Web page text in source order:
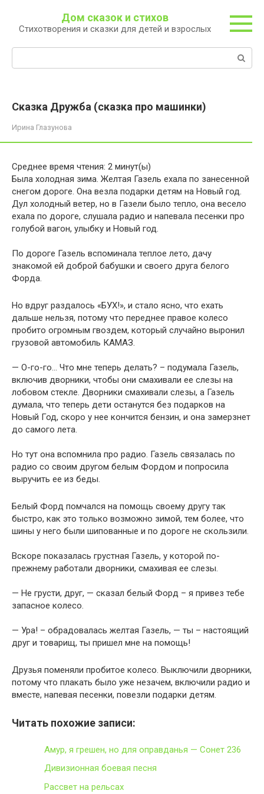
контенту
Дом сказок и стихов
Стихотворения и сказки для детей и взрослых
Сказка Дружба (сказка про машинки)
Ирина Глазунова
Среднее время чтения: 2 минут(ы)
Была холодная зима. Желтая Газель ехала по занесенной
снегом дороге. Она везла подарки детям на Новый год.
Дул холодный ветер, но в Газели было тепло, она весело
ехала по дороге, слушала радио и напевала песенки про
голубой вагон, улыбку и Новый год.
По дороге Газель вспоминала теплое лето, дачу
знакомой ей доброй бабушки и своего друга белого
Форда.
Но вдруг раздалось «БУХ!», и стало ясно, что ехать
дальше нельзя, потому что переднее правое колесо
пробито огромным гвоздем, который случайно выронил
грузовой автомобиль КАМАЗ.
— О-го-го… Что мне теперь делать? – подумала Газель,
включив дворники, чтобы они смахивали ее слезы на
лобовом стекле. Дворники смахивали слезы, а Газель
думала, что теперь дети останутся без подарков на
Новый Год, скоро у нее кончится бензин, и она замерзнет
до самого лета.
Но тут она вспомнила про радио. Газель связалась по
радио со своим другом белым Фордом и попросила
выручить ее из беды.
Белый Форд помчался на помощь своему другу так
быстро, как это только возможно зимой, тем более, что
шины у него были шипованные и по дороге не скользили.
Вскоре показалась грустная Газель, у которой по-
прежнему работали дворники, смахивая ее слезы.
— Не грусти, друг, — сказал белый Форд – я привез тебе
запасное колесо.
— Ура! – обрадовалась желтая Газель, — ты – настоящий
друг и товарищ, ты пришел мне на помощь!
Друзья поменяли пробитое колесо. Выключили дворники,
потому что плакать было уже незачем, включили радио и
вместе, напевая песенки, повезли подарки детям.
Читать похожие записи:
Амур, я грешен, но для оправданья — Сонет 236
Дивизионная боевая песня
Рассвет на рельсах